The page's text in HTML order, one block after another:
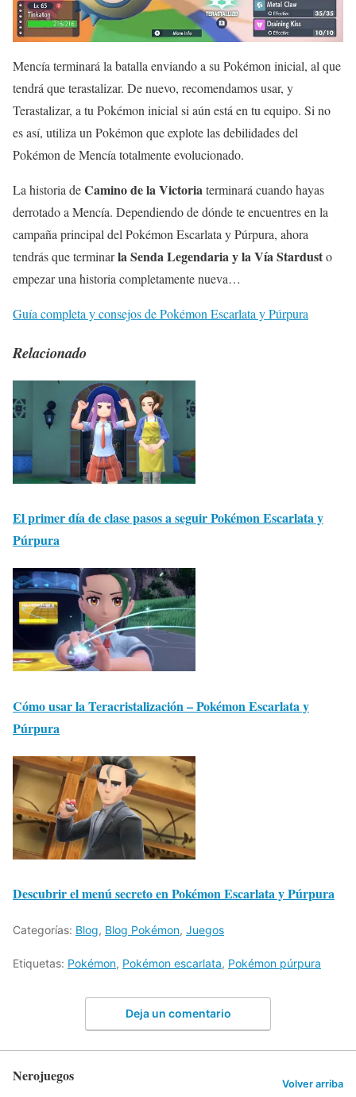
Mencía terminará la batalla enviando a su Pokémon inicial, al que
tendrá que terastalizar. De nuevo, recomendamos usar, y
Terastalizar, a tu Pokémon inicial si aún está en tu equipo. Si no
es así, utiliza un Pokémon que explote las debilidades del
Pokémon de Mencía totalmente evolucionado.
La historia deCamino de la Victoriaterminará cuando hayas
derrotado a Mencía. Dependiendo de dónde te encuentres en la
campaña principal del Pokémon Escarlata y Púrpura, ahora
tendrás que terminarla Senda Legendaria y la Vía Stardusto
empezar una historia completamente nueva…
Guía completa y consejos de Pokémon Escarlata y Púrpura
Relacionado
El primer día de clase pasos a seguir Pokémon Escarlata y
Púrpura
Cómo usar la Teracristalización – Pokémon Escarlata y
Púrpura
Descubrir el menú secreto en Pokémon Escarlata y Púrpura
Categorías: Blog, Blog Pokémon, Juegos
Etiquetas: Pokémon, Pokémon escarlata, Pokémon púrpura
Deja un comentario
Nerojuegos Volver arriba